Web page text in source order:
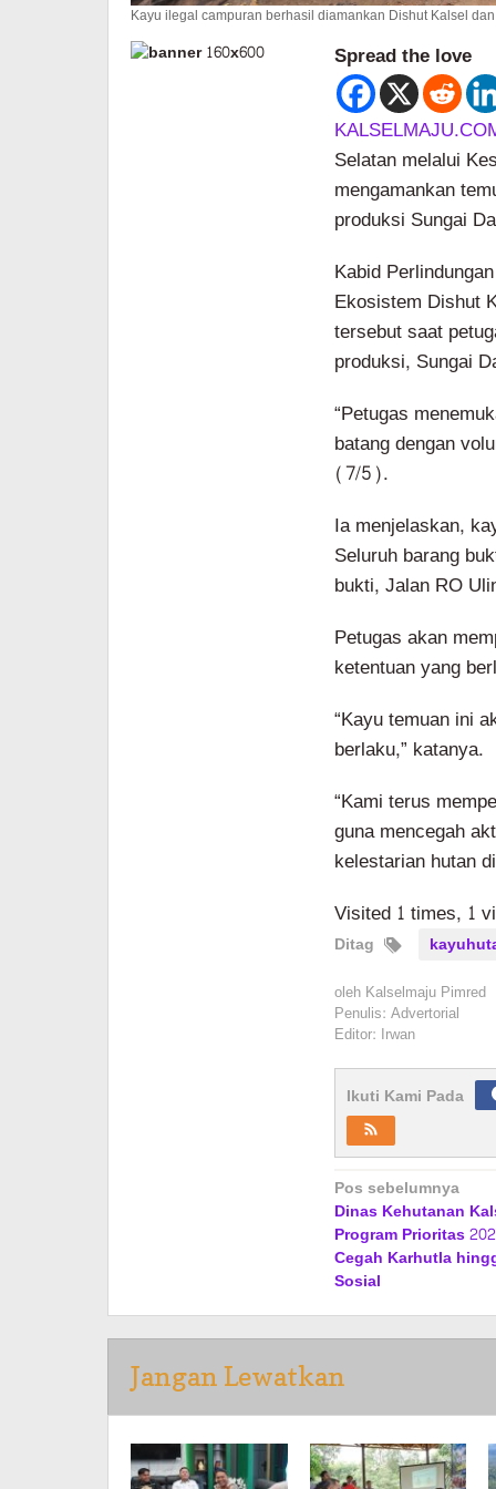
Kayu ilegal campuran berhasil diamankan Dishut Kalsel
Spread the love
Selatan melalui
mengamankan
produksi Sungai
Kabid
Ekosistem Dishut
tersebut saat
produksi, Sungai
“Petugas
batang dengan
(7/5).
Ia menjelaskan,
Seluruh barang
bukti, Jalan RO
Petugas akan
ketentuan yang
“Kayu temuan ini
berlaku,” katanya.
“Kami terus
guna mencegah
kelestarian hutan
Visited 1 times, 1
Ditag
oleh Kalselmaju Pimred
Penulis: Advertorial
Editor: Irwan
Ikuti Kami Pada
Navigasi
pos
Pos sebelumnya
Dinas Kehutanan
Program Prioritas
Cegah Karhutla
Sosial
Jangan Lewatkan